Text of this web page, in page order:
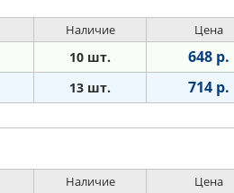
Наличие Цена
10 шт. 648 р.
13 шт. 714 р.
Наличие Цена